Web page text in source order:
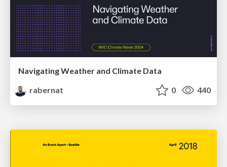
Navigating Weather and Climate Data
rabernat
0 440